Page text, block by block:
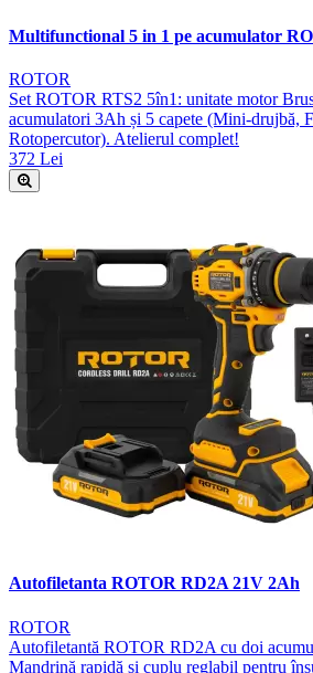
Multifunctional 5 in 1 pe acumulator
ROTOR
Set ROTOR RTS2 5în1: unitate motor
acumulatori 3Ah și 5 capete (Mini-drujbă,
Rotopercutor). Atelierul complet!
372 Lei
Autofiletanta ROTOR RD2A 21V 2Ah
ROTOR
Autofiletantă ROTOR RD2A cu doi
Mandrină rapidă și cuplu reglabil pentru